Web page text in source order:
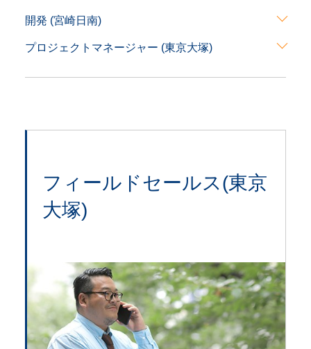
開発 (宮崎日南)
プロジェクトマネージャー (東京大塚)
フィールドセールス(東京
大塚)